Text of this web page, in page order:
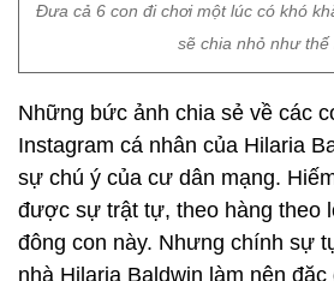
Đưa cả 6 con đi chơi một lúc có khó
sẽ chia nhỏ như thế
Những bức ảnh chia sẻ về các
Instagram cá nhân của Hilaria
sự chú ý của cư dân mạng.
được sự trật tự, theo hàng theo
đông con này. Nhưng chính sự
nhà Hilaria Baldwin làm nên